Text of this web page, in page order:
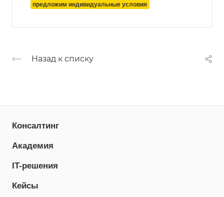
предложим индивидуальные условия
Назад к списку
Консалтинг
Академия
IT-решения
Кейсы